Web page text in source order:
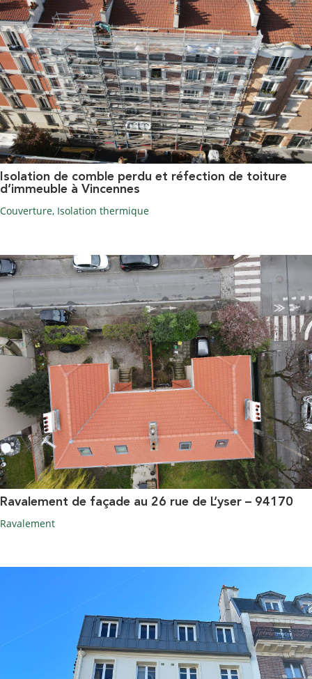
Isolation de comble perdu et réfection de toiture
d’immeuble à Vincennes
Couverture, Isolation thermique
Ravalement de façade au 26 rue de L’yser – 94170
Ravalement